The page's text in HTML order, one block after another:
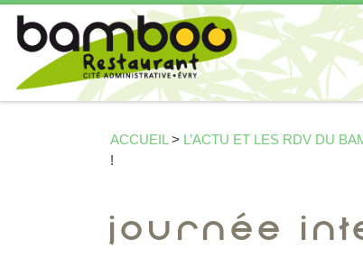
Passer au contenu
ACCUEIL > L’ACTU ET LES RDV DU
!
Journée